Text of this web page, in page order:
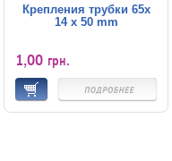
Крепления трубки 65x
14 x 50 mm
1,00 грн.